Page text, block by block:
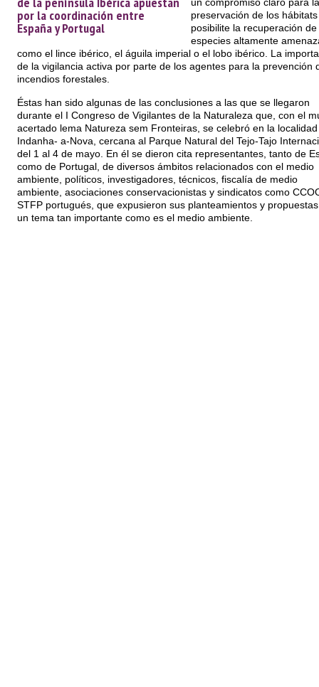
por la coordinación entre
España y Portugal
un compromiso claro para la
preservación de los
posibilite la recuperación de
especies altamente
como el lince ibérico, el águila imperial o el lobo ibérico. La
de la vigilancia activa por parte de los agentes para la prevención
incendios forestales.
Éstas han sido algunas de las conclusiones a las que se llegaron
durante el I Congreso de Vigilantes de la Naturaleza que, con el
acertado lema Natureza sem Fronteiras, se celebró en la
Indanha- a-Nova, cercana al Parque Natural del Tejo-Tajo
del 1 al 4 de mayo. En él se dieron cita representantes, tanto de
como de Portugal, de diversos ámbitos relacionados con el medio
ambiente, políticos, investigadores, técnicos, fiscalía de medio
ambiente, asociaciones conservacionistas y sindicatos como
STFP portugués, que expusieron sus planteamientos y
un tema tan importante como es el medio ambiente.